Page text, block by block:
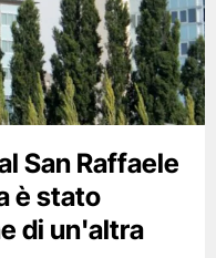
San Raffaele
è stato
di un'altra